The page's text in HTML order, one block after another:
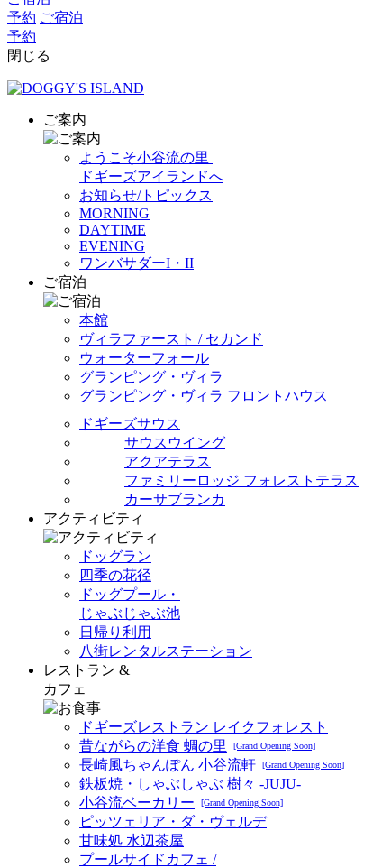
予約 ご宿泊
予約
閉じる
ご案内
ようこそ小谷流の里
ドギーズアイランドへ
お知らせ/トピックス
MORNING
DAYTIME
EVENING
ワンバサダーI・II
ご宿泊
本館
ヴィラファースト / セカンド
ウォーターフォール
グランピング・ヴィラ
グランピング・ヴィラ フロントハウス
ドギーズサウス
サウスウイング
アクアテラス
ファミリーロッジ フォレストテラス
カーサブランカ
アクティビティ
ドッグラン
四季の花径
ドッグプール・
じゃぶじゃぶ池
日帰り利用
八街レンタルステーション
レストラン &
カフェ
ドギーズレストラン レイクフォレスト
昔ながらの洋食 蜩の里
[Grand Opening Soon]
長崎風ちゃんぽん 小谷流軒 [Grand Opening Soon]
鉄板焼・しゃぶしゃぶ 樹々 -JUJU-
小谷流ベーカリー
[Grand Opening Soon]
ピッツェリア・ダ・ヴェルデ
甘味処 水辺茶屋
プールサイドカフェ /